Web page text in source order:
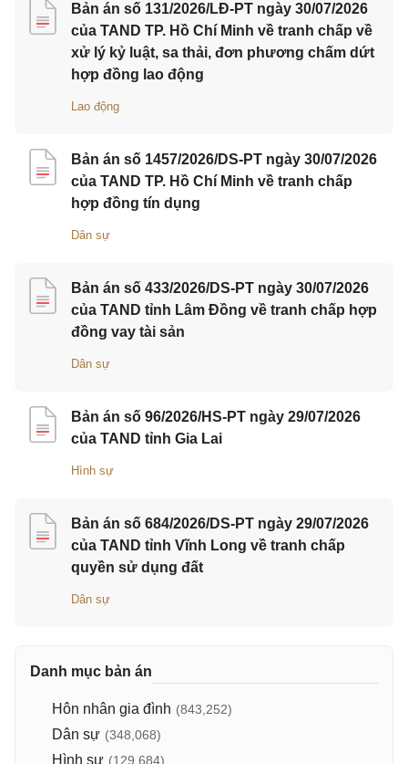
Bản án số 131/2026/LĐ-PT ngày 30/07/2026
của TAND TP. Hồ Chí Minh về tranh chấp về
xử lý kỷ luật, sa thải, đơn phương chấm dứt
hợp đồng lao động
Lao động
Bản án số 1457/2026/DS-PT ngày 30/07/2026
của TAND TP. Hồ Chí Minh về tranh chấp
hợp đồng tín dụng
Dân sự
Bản án số 433/2026/DS-PT ngày 30/07/2026
của TAND tỉnh Lâm Đồng về tranh chấp hợp
đồng vay tài sản
Dân sự
Bản án số 96/2026/HS-PT ngày 29/07/2026
của TAND tỉnh Gia Lai
Hình sự
Bản án số 684/2026/DS-PT ngày 29/07/2026
của TAND tỉnh Vĩnh Long về tranh chấp
quyền sử dụng đất
Dân sự
Danh mục bản án
Hôn nhân gia đình (843,252)
Dân sự (348,068)
Hình sự (129,684)